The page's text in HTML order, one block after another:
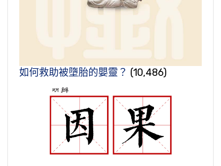
如何救助被墮胎的嬰靈？ (10,486)